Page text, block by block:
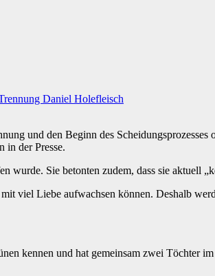
Daniel Holefleisch
und den Beginn des Scheidungsprozesses
in der Presse.
Sie betonten zudem, dass sie aktuell
viel Liebe aufwachsen können. Deshalb
kennen und hat gemeinsam zwei Töchter